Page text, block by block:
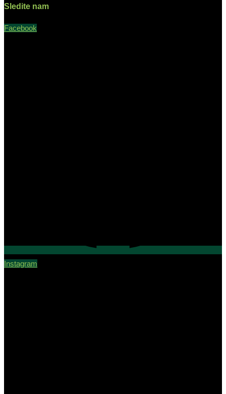
Sledite nam
Facebook
Instagram